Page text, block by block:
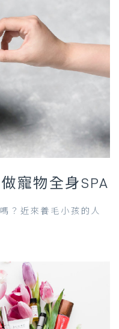
寵物全身SPA
？近來養毛小孩的人